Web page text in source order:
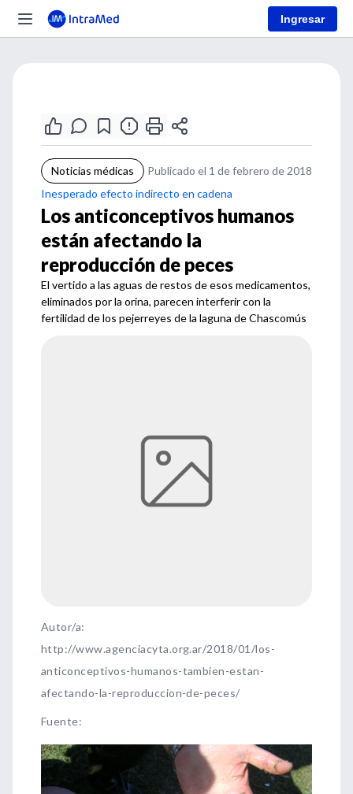
Ingresar
Noticias médicas
Publicado el 1 de febrero de 2018
Inesperado efecto indirecto en cadena
Los anticonceptivos humanos
están afectando la
reproducción de peces
El vertido a las aguas de restos de esos medicamentos,
eliminados por la orina, parecen interferir con la
fertilidad de los pejerreyes de la laguna de Chascomús
Autor/a:
http://www.agenciacyta.org.ar/2018/01/los-
anticonceptivos-humanos-tambien-estan-
afectando-la-reproduccion-de-peces/
Fuente: